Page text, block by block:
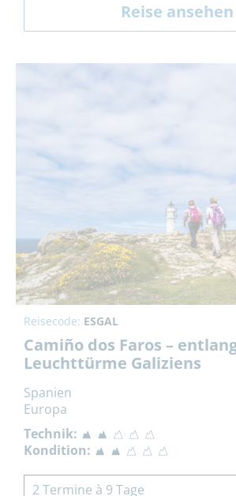
Reise ansehen
Reisecode: ESGAL
Camiño dos Faros –
Leuchttürme Galiziens
Spanien
Europa
Technik:
Kondition:
2 Termine à 9 Tage